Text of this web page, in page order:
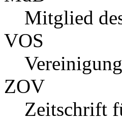
Mitglied
VOS
ZOV
Zeitschrift